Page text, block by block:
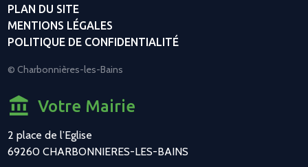
PLAN DU SITE
MENTIONS LÉGALES
POLITIQUE DE CONFIDENTIALITÉ
© Charbonnières-les-Bains
Votre Mairie
2 place de l’Eglise
69260 CHARBONNIERES-LES-BAINS